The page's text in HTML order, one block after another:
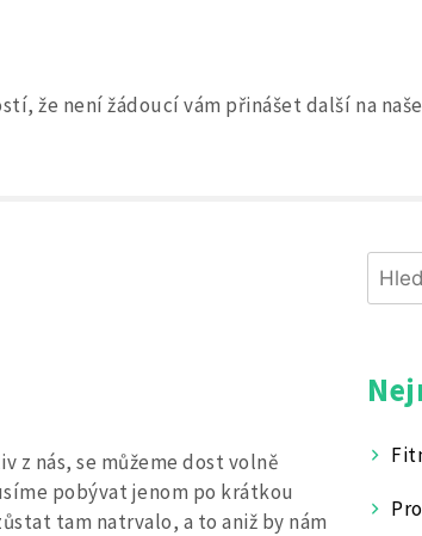
že není žádoucí vám přinášet další na
z nás, se můžeme dost volně
pobývat jenom po krátkou
tam natrvalo, a to aniž by nám